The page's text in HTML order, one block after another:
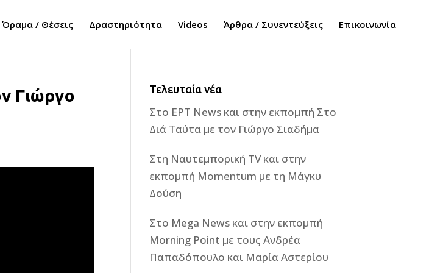
Όραμα / Θέσεις Δραστηριότητα Videos Άρθρα / Συνεντεύξεις Επικοινωνία
Γιώργο
Τελευταία νέα
Στο ΕΡΤ News και στην εκπομπή Στο
Διά Ταύτα με τον Γιώργο Σιαδήμα
Στη Ναυτεμπορική TV και στην
εκπομπή Momentum με τη Μάγκυ
Δούση
Στο Mega News και στην εκπομπή
Morning Point με τους Ανδρέα
Παπαδόπουλο και Μαρία Αστερίου